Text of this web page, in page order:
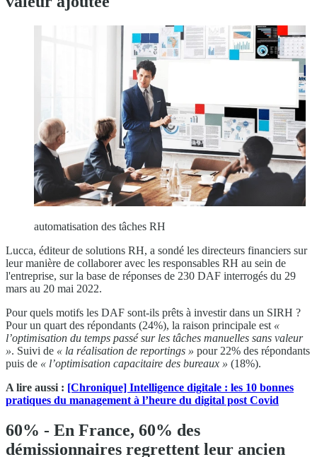
automatisation des tâches RH
Lucca, éditeur de solutions RH, a sondé les directeurs financiers sur
leur manière de collaborer avec les responsables RH au sein de
l'entreprise, sur la base de réponses de 230 DAF interrogés du 29
mars au 20 mai 2022.
Pour quels motifs les DAF sont-ils prêts à investir dans un SIRH ?
Pour un quart des répondants (24%), la raison principale est «
l’optimisation du temps passé sur les tâches manuelles sans valeur
». Suivi de « la réalisation de reportings » pour 22% des répondants
puis de « l’optimisation capacitaire des bureaux » (18%).
A lire aussi : [Chronique] Intelligence digitale : les 10 bonnes
pratiques du management à l’heure du digital post Covid
60% - En France, 60% des
démissionnaires regrettent leur ancien